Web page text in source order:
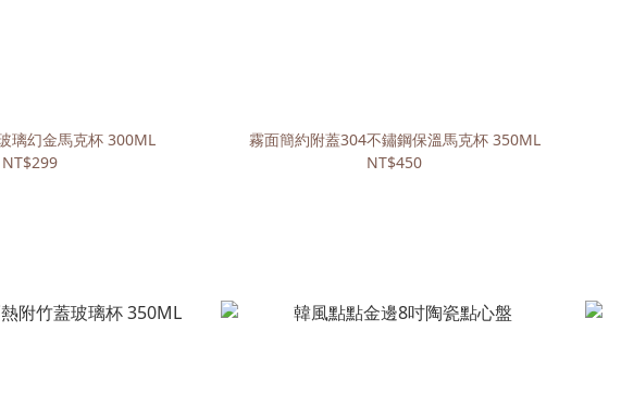
璃幻金馬克杯 300ML
NT$299
霧面簡約附蓋304不鏽鋼保溫馬克杯 350ML
NT$450